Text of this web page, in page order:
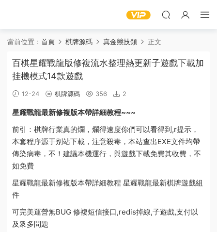
當前位置： 首頁 棋牌源碼 真金競技類 正文
百棋星耀戰龍版修複流水整理熱更新子遊戲下載加
挂機模式14款遊戲
12-24 棋牌源碼 356 2
星耀戰龍最新修複版本帶詳細教程~~~
前引：棋牌行業真的爛，爛得速度你們可以看得到,r提示，
本套程序源于别站下載，注意殺毒，本站查出EXE文件均帶
傳染病毒，不！建議本機運行，與遊戲下載免費其收費，不
如免費
星耀戰龍最新修複版本帶詳細教程 星耀戰龍最新棋牌遊戲組
件
可完美運營無BUG 修複短信接口,redis掉線,子遊戲,支付以
及衆多問題